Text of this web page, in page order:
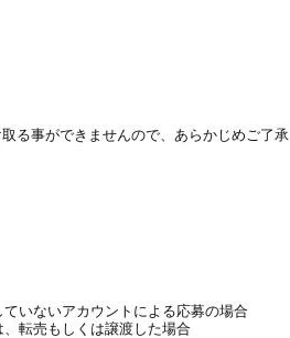
る事ができませんので、あらかじめご了承
いないアカウントによる応募の場合
転売もしくは譲渡した場合